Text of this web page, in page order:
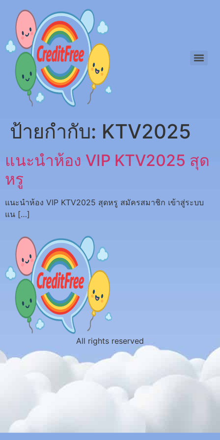
ป้ายกำกับ: KTV2025
แนะนำห้อง VIP KTV2025 สุด
หรู
แนะนำห้อง VIP KTV2025 สุดหรู สมัครสมาชิก เข้าสู่ระบบ
แน […]
All rights reserved